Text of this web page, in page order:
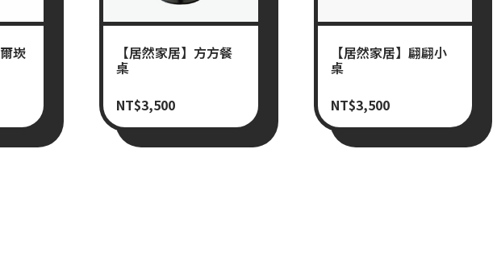
崁 【居然家居】方方餐
桌
NT$3,500
【居然家居】翩翩小
桌
NT$3,500